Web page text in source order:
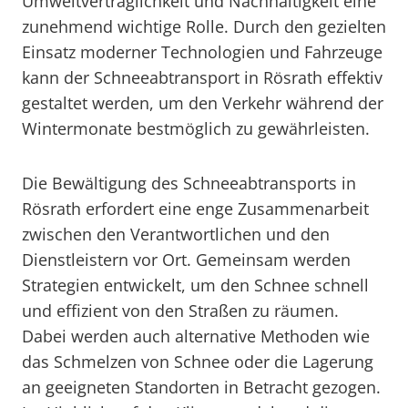
zunehmend wichtige Rolle. Durch den gezielten
Einsatz moderner Technologien und Fahrzeuge
kann der Schneeabtransport in Rösrath effektiv
gestaltet werden, um den Verkehr während der
Wintermonate bestmöglich zu gewährleisten.
Die Bewältigung des Schneeabtransports in
Rösrath erfordert eine enge Zusammenarbeit
zwischen den Verantwortlichen und den
Dienstleistern vor Ort. Gemeinsam werden
Strategien entwickelt, um den Schnee schnell
und effizient von den Straßen zu räumen.
Dabei werden auch alternative Methoden wie
das Schmelzen von Schnee oder die Lagerung
an geeigneten Standorten in Betracht gezogen.